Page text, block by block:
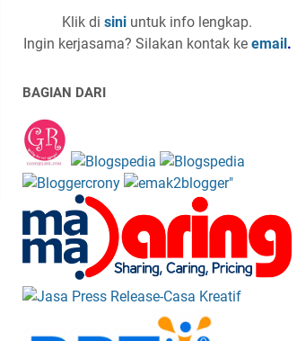
Klik di sini untuk info lengkap.
Ingin kerjasama? Silakan kontak ke email.
BAGIAN DARI